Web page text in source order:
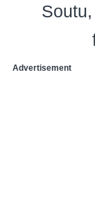
Soutu
Advertisement